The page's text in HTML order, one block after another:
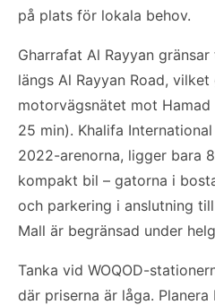
på plats för lokala behov.
Gharrafat Al Rayyan
längs Al Rayyan Road,
motorvägsnätet mot
25 min). Khalifa
2022-arenorna, ligger bara
kompakt bil – gatorna i
och parkering i anslutning
Mall är begränsad under
Tanka vid WOQOD-
där priserna är låga.